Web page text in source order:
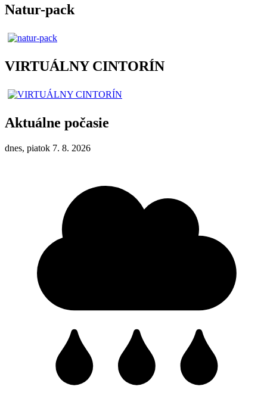
Natur-pack
VIRTUÁLNY CINTORÍN
Aktuálne počasie
dnes, piatok 7. 8. 2026